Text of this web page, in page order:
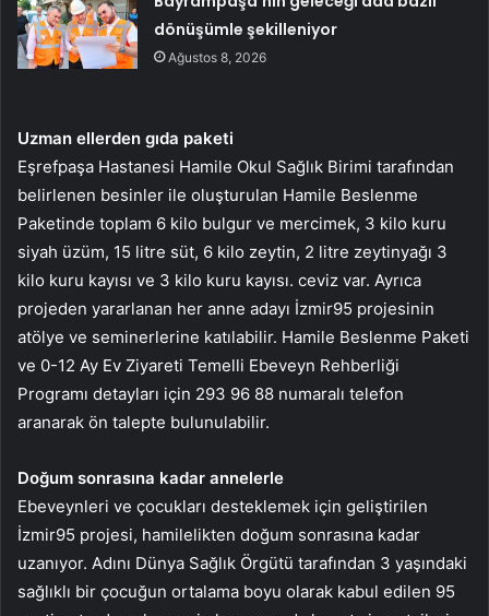
dönüşümle şekilleniyor
Ağustos 8, 2026
Uzman ellerden gıda paketi
Eşrefpaşa Hastanesi Hamile Okul Sağlık Birimi tarafından
belirlenen besinler ile oluşturulan Hamile Beslenme
Paketinde toplam 6 kilo bulgur ve mercimek, 3 kilo kuru
siyah üzüm, 15 litre süt, 6 kilo zeytin, 2 litre zeytinyağı 3
kilo kuru kayısı ve 3 kilo kuru kayısı. ceviz var. Ayrıca
projeden yararlanan her anne adayı İzmir95 projesinin
atölye ve seminerlerine katılabilir. Hamile Beslenme Paketi
ve 0-12 Ay Ev Ziyareti Temelli Ebeveyn Rehberliği
Programı detayları için 293 96 88 numaralı telefon
aranarak ön talepte bulunulabilir.
Doğum sonrasına kadar annelerle
Ebeveynleri ve çocukları desteklemek için geliştirilen
İzmir95 projesi, hamilelikten doğum sonrasına kadar
uzanıyor. Adını Dünya Sağlık Örgütü tarafından 3 yaşındaki
sağlıklı bir çocuğun ortalama boyu olarak kabul edilen 95